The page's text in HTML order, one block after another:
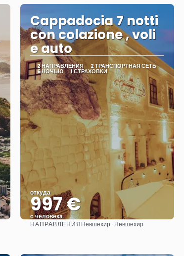
Cappadocia 7 notti
con colazione , voli
e auto
2 НАПРАВЛЕНИЯ 2 ТРАНСПОРТНАЯ СЕТЬ
6 НОЧЬЮ 1 СТРАХОВКИ
откуда
997 €
с человека
Видеть
НАПРАВЛЕНИЯНевшехир · Невшехир